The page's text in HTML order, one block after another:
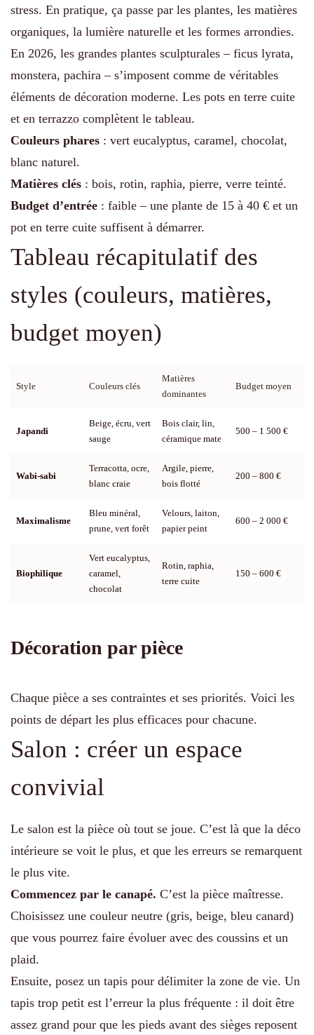
stress. En pratique, ça passe par les plantes, les matières
organiques, la lumière naturelle et les formes arrondies.
En 2026, les grandes plantes sculpturales – ficus lyrata,
monstera, pachira – s’imposent comme de véritables
éléments de décoration moderne. Les pots en terre cuite
et en terrazzo complètent le tableau.
Couleurs phares : vert eucalyptus, caramel, chocolat,
blanc naturel.
Matières clés : bois, rotin, raphia, pierre, verre teinté.
Budget d’entrée : faible – une plante de 15 à 40 € et un
pot en terre cuite suffisent à démarrer.
Tableau récapitulatif des
styles (couleurs, matières,
budget moyen)
Style Couleurs clés
Matières
dominantes
Budget moyen
Japandi
Beige, écru, vert
sauge
Bois clair, lin,
céramique mate
500 – 1 500 €
Wabi-sabi
Terracotta, ocre,
blanc craie
Argile, pierre,
bois flotté
200 – 800 €
Maximalisme
Bleu minéral,
prune, vert forêt
Velours, laiton,
papier peint
600 – 2 000 €
Biophilique
Vert eucalyptus,
caramel,
chocolat
Rotin, raphia,
terre cuite
150 – 600 €
Décoration par pièce
Chaque pièce a ses contraintes et ses priorités. Voici les
points de départ les plus efficaces pour chacune.
Salon : créer un espace
convivial
Le salon est la pièce où tout se joue. C’est là que la déco
intérieure se voit le plus, et que les erreurs se remarquent
le plus vite.
Commencez par le canapé. C’est la pièce maîtresse.
Choisissez une couleur neutre (gris, beige, bleu canard)
que vous pourrez faire évoluer avec des coussins et un
plaid.
Ensuite, posez un tapis pour délimiter la zone de vie. Un
tapis trop petit est l’erreur la plus fréquente : il doit être
assez grand pour que les pieds avant des sièges reposent